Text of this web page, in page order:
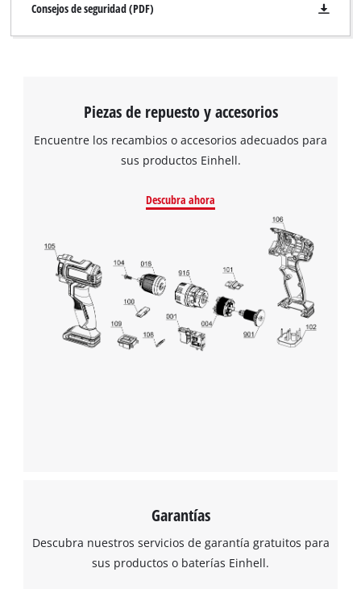
Consejos de seguridad (PDF)
Piezas de repuesto y accesorios
Encuentre los recambios o accesorios adecuados para
sus productos Einhell.
Descubra ahora
Garantías
Descubra nuestros servicios de garantía gratuitos para
sus productos o baterías Einhell.